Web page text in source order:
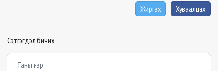
Жиргэх
Хуваалцах
Сэтгэгдэл бичих